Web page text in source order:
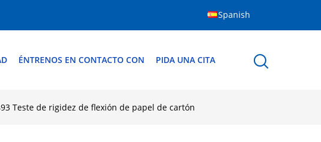
Spanish
ÉNTRENOS EN CONTACTO CON PIDA UNA CITA
Teste de rigidez de flexión de papel de cartón